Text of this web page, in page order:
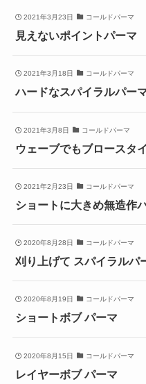
2021年3月23日 コールドパーマ
見えないポイントパーマ
2021年3月18日 コールドパーマ
ハードなスパイラルパー
2021年3月8日 コールドパーマ
ウェーブでもブロースタ
2021年2月23日 コールドパーマ
ショートに大きめ無造作
2020年8月28日 コールドパーマ
刈り上げて スパイラルパ
2020年8月19日 コールドパーマ
ショートボブ パーマ
2020年8月15日 コールドパーマ
レイヤーボブ パーマ